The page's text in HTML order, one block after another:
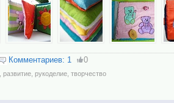
Комментариев: 1 0
развитие, рукоделие, творчество